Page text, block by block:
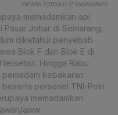
ANTARA FOTO/AJI STYAWAN/AWW.
memadamkan api
Johar di Semarang,
diketahui penyebab
Blok F dan Blok E di
Hingga Rabu
pemadam kebakaran
personel TNI-Polri
memadamkan
aww.